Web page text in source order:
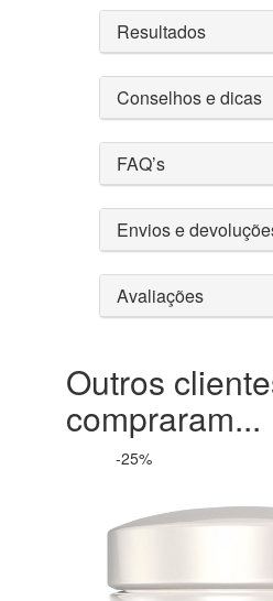
Resultados
Conselhos e dicas
FAQ’s
Envios e
Avaliações
Outros
compraram...
-25%